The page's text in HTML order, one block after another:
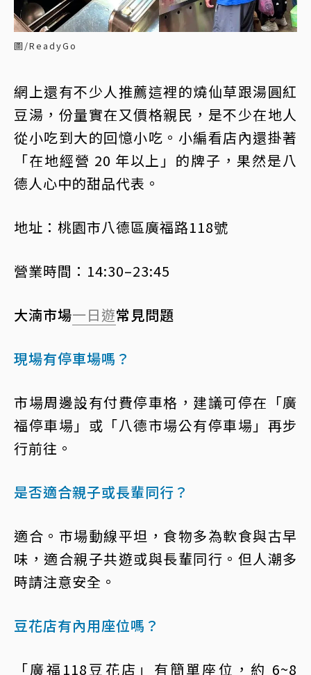
圖/ReadyGo
網上還有不少人推薦這裡的燒仙草跟湯圓紅
豆湯，份量實在又價格親民，是不少在地人
從小吃到大的回憶小吃。小編看店內還掛著
「在地經營 20 年以上」的牌子，果然是八
德人心中的甜品代表。
地址：桃園市八德區廣福路118號
營業時間：14:30–23:45
大湳市場一日遊常見問題
現場有停車場嗎？
市場周邊設有付費停車格，建議可停在「廣
福停車場」或「八德市場公有停車場」再步
行前往。
是否適合親子或長輩同行？
適合。市場動線平坦，食物多為軟食與古早
味，適合親子共遊或與長輩同行。但人潮多
時請注意安全。
豆花店有內用座位嗎？
「廣福118豆花店」有簡單座位，約 6~8